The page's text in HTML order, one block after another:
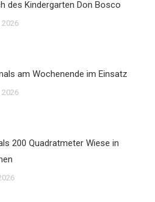
des Kindergarten Don Bosco
2026
am Wochenende im Einsatz
2026
200 Quadratmeter Wiese in